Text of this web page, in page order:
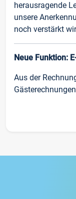
herausragende
unsere
noch verstärkt
Neue Funktion:
Aus der